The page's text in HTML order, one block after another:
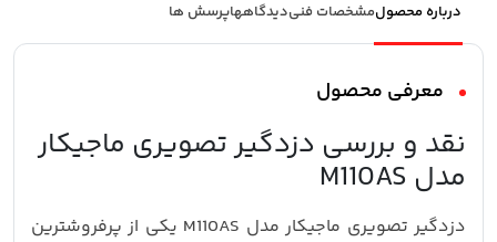
درباره محصولمشخصات فنیدیدگاههاپرسش ها
معرفی محصول
نقد و بررسی دزدگیر تصویری ماجیکار
مدل M110AS
دزدگیر تصویری ماجیکار مدل M110AS یکی از پرفروشترین